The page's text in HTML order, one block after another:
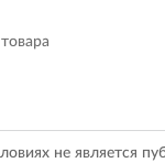
не является